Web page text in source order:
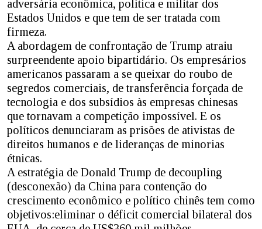
adversária econômica, política e militar dos
Estados Unidos e que tem de ser tratada com
firmeza.
A abordagem de confrontação de Trump atraiu
surpreendente apoio bipartidário. Os empresários
americanos passaram a se queixar do roubo de
segredos comerciais, de transferência forçada de
tecnologia e dos subsídios às empresas chinesas
que tornavam a competição impossível. E os
políticos denunciaram as prisões de ativistas de
direitos humanos e de lideranças de minorias
étnicas.
A estratégia de Donald Trump de decoupling
(desconexão) da China para contenção do
crescimento econômico e político chinês tem como
objetivos:eliminar o déficit comercial bilateral dos